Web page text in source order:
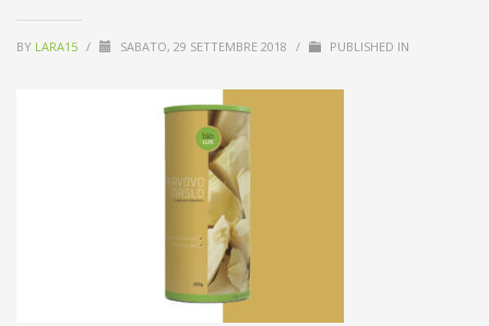
BY LARA15 / SABATO, 29 SETTEMBRE 2018 / PUBLISHED IN